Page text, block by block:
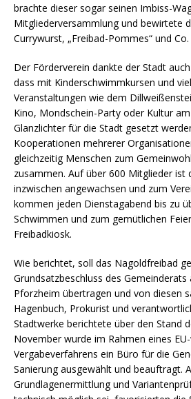
brachte dieser sogar seinen Imbiss-
Mitgliederversammlung und bewirtete
Currywurst, „Freibad-Pommes“ und Co.
Der Förderverein dankte der Stadt
dass mit Kinderschwimmkursen und
Veranstaltungen wie dem
Kino, Mondschein-Party oder Kultur
Glanzlichter für die Stadt gesetzt
Kooperationen mehrerer
gleichzeitig Menschen zum
zusammen. Auf über 600 Mitglieder ist
inzwischen angewachsen und zum
kommen jeden Dienstagabend bis zu
Schwimmen und zum gemütlichen
Freibadkiosk.
Wie berichtet, soll das Nagoldfreibad
Grundsatzbeschluss des Gemeinderats
Pforzheim übertragen und von diesen
Hagenbuch, Prokurist und
Stadtwerke berichtete über den Stand
November wurde im Rahmen eines
Vergabeverfahrens ein Büro für die
Sanierung ausgewählt und beauftragt.
Grundlagenermittlung und